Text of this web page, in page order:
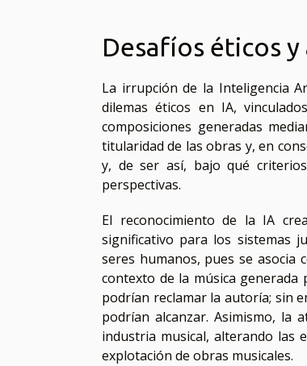
Desafíos éticos
La irrupción de la Inteligencia
dilemas éticos en IA,
composiciones generadas
titularidad de las obras y, en
y, de ser así, bajo qué
perspectivas.
El reconocimiento de la IA
significativo para los sistemas
seres humanos, pues se asocia
contexto de la música
podrían reclamar la autoría; sin
podrían alcanzar. Asimismo, la
industria musical, alterando las
explotación de obras musicales.